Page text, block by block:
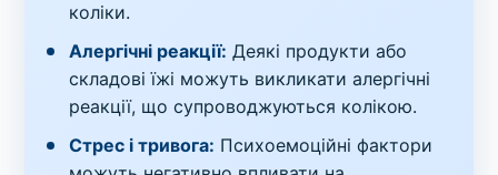
коліки.
Алергічні реакції: Деякі продукти або
складові їжі можуть викликати алергічні
реакції, що супроводжуються колікою.
Стрес і тривога: Психоемоційні фактори